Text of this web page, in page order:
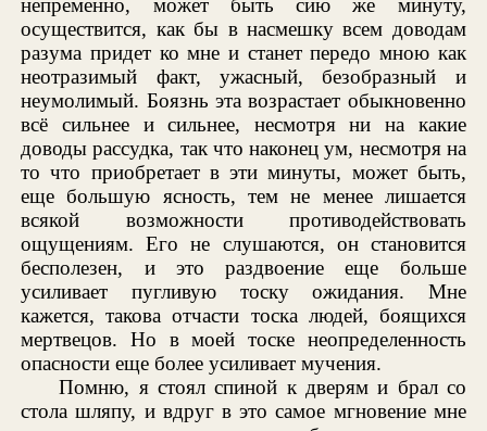
непременно, может быть сию же минуту,
осуществится, как бы в насмешку всем доводам
разума придет ко мне и станет передо мною как
неотразимый факт, ужасный, безобразный и
неумолимый. Боязнь эта возрастает обыкновенно
всё сильнее и сильнее, несмотря ни на какие
доводы рассудка, так что наконец ум, несмотря на
то что приобретает в эти минуты, может быть,
еще большую ясность, тем не менее лишается
всякой возможности противодействовать
ощущениям. Его не слушаются, он становится
бесполезен, и это раздвоение еще больше
усиливает пугливую тоску ожидания. Мне
кажется, такова отчасти тоска людей, боящихся
мертвецов. Но в моей тоске неопределенность
опасности еще более усиливает мучения.
Помню, я стоял спиной к дверям и брал со
стола шляпу, и вдруг в это самое мгновение мне